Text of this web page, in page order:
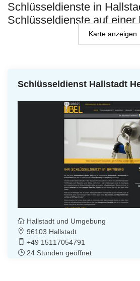
Schlüsseldienste in
Schlüsseldienste auf einer
Karte anzeigen
Schlüsseldienst Hallstadt
Hallstadt und Umgebung
96103 Hallstadt
+49 15117054791
24 Stunden geöffnet